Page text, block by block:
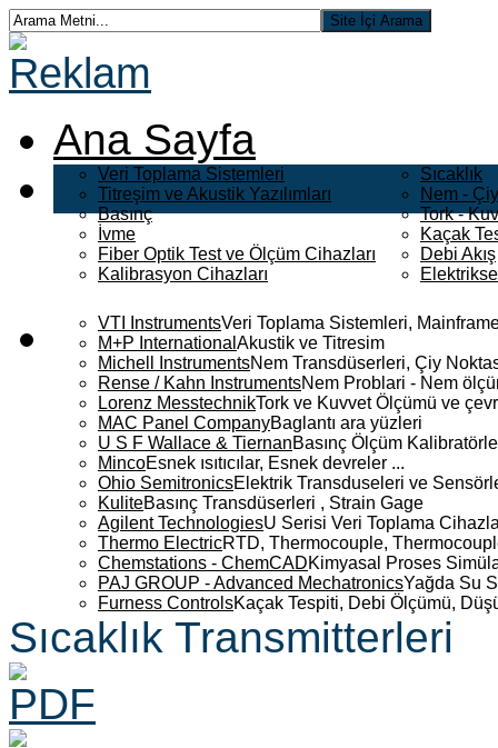
Ana Sayfa
Veri Toplama Sistemleri
Titreşim ve Akustik Yazılımları
Basınç
İvme
Fiber Optik Test ve Ölçüm Cihazları
Kalibrasyon Cihazları
Sıcaklık
Nem -
Tork -
Kaçak
Debi Akış
VTI InstrumentsVeri Toplama Sistemleri,
M+P International Akustik ve Titresim
Michell InstrumentsNem Transdüserleri, Çiy
Rense / Kahn InstrumentsNem Problari - Nem
Lorenz MesstechnikTork ve Kuvvet Ölçümü ve
MAC Panel CompanyBaglantı ara yüzleri
U S F Wallace & TiernanBasınç Ölçüm
MincoEsnek ısıtıcılar, Esnek devreler ...
Ohio SemitronicsElektrik Transduseleri ve
KuliteBasınç Transdüserleri , Strain Gage
Agilent TechnologiesU Serisi Veri Toplama
Thermo ElectricRTD, Thermocouple,
Chemstations - ChemCADKimyasal Proses
PAJ GROUP - Advanced MechatronicsYağda Su
Furness ControlsKaçak Tespiti, Debi Ölçümü,
Sıcaklık Transmitterleri